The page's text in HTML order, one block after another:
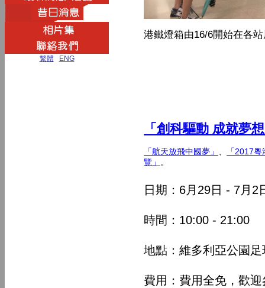
繁體 ENG
港鐵燈箱由16/6開始在各
「創科驅動 成就夢
「航天放飛中國夢」
「2017
覽」
。
日期：6月29日 - 7月2
時間：10:00 - 21:00
地點：維多利亞公園足
費用：費用全免，歡